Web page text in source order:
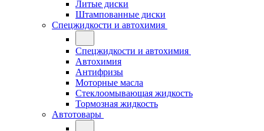
Литые диски
Штампованные диски
Спецжидкости и автохимия
Спецжидкости и автохимия
Автохимия
Антифризы
Моторные масла
Стеклоомывающая жидкость
Тормозная жидкость
Автотовары